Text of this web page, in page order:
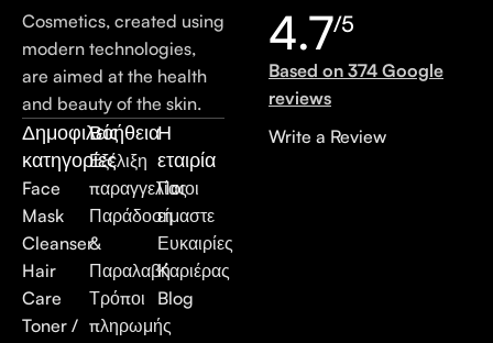
Cosmetics, created using
modern technologies,
are aimed at the health
and beauty of the skin.
Δημοφιλείς
κατηγορίες
Face
Mask
Cleanser
Hair
Care
Toner /
Βοήθεια
Εξέλιξη
παραγγελίας
Παράδοση
&
Παραλαβή
Τρόποι
πληρωμής
Η
εταιρία
Ποιοι
είμαστε
Ευκαιρίες
Καριέρας
Blog
4.7/5
Based on 374 Google
reviews
Write a Review